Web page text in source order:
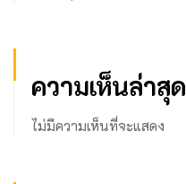
ความเห็นล่าสุด
ไม่มีความเห็นที่จะแสดง